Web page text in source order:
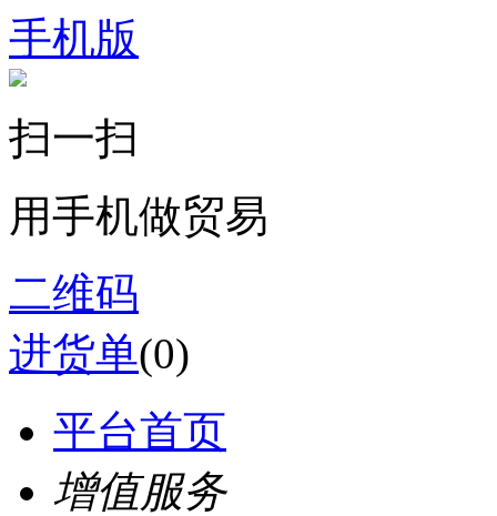
手机版
扫一扫
用手机做贸易
二维码
进货单(0)
平台首页
增值服务